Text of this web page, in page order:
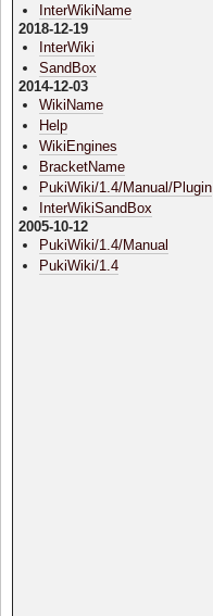
InterWikiName
2018-12-19
InterWiki
SandBox
2014-12-03
WikiName
Help
WikiEngines
BracketName
PukiWiki/1.4/Manual/Plugin
InterWikiSandBox
2005-10-12
PukiWiki/1.4/Manual
PukiWiki/1.4